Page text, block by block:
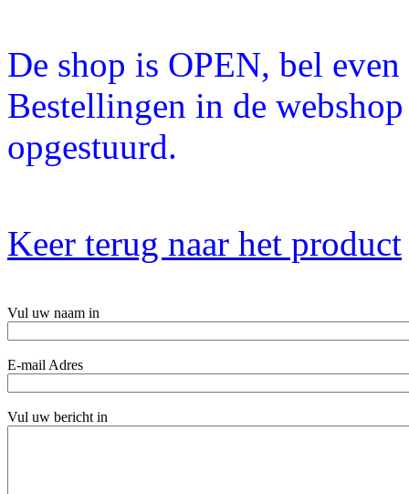
De shop is OPEN, bel
Bestellingen in de
opgestuurd.
Keer terug naar het product
Vul uw naam in
E-mail Adres
Vul uw bericht in